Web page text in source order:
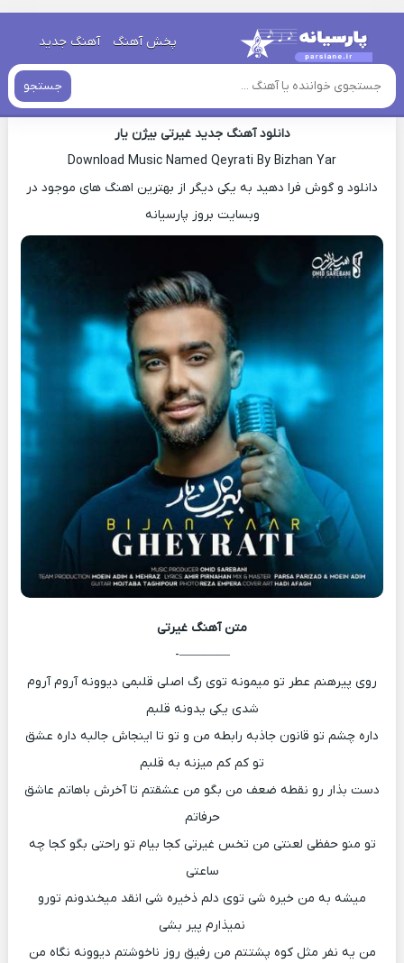
پخش آهنگ آهنگ جدید
جستجو
خانه » دانلود آهنگ جدید
اهنگ بیژن یار غیرتی جدید
دانلود آهنگ جدید غیرتی بیژن یار
Download Music Named Qeyrati By Bizhan Yar
دانلود و گوش فرا دهید به یکی دیگر از بهترین اهنگ های موجود در
وبسایت بروز پارسیانه
متن آهنگ غیرتی
————-
روی پیرهنم عطر تو میمونه توی رگ اصلی قلبمی دیوونه آروم آروم
شدی یکی یدونه قلبم
داره چشم تو قانون جاذبه رابطه من و تو تا اینجاش جالبه داره عشق
تو کم کم میزنه به قلبم
دست بذار رو نقطه ضعف من بگو من عشقتم تا آخرش باهاتم عاشق
حرفاتم
تو منو حفظی لعنتی من تخس غیرتی کجا بیام تو راحتی بگو کجا چه
ساعتی
میشه به من خیره شی توی دلم ذخیره شی انقد میخندونم تورو
نمیذارم پیر بشی
من یه نفر مثل کوه پشتتم من رفیق روز ناخوشتم دیوونه نگاه من